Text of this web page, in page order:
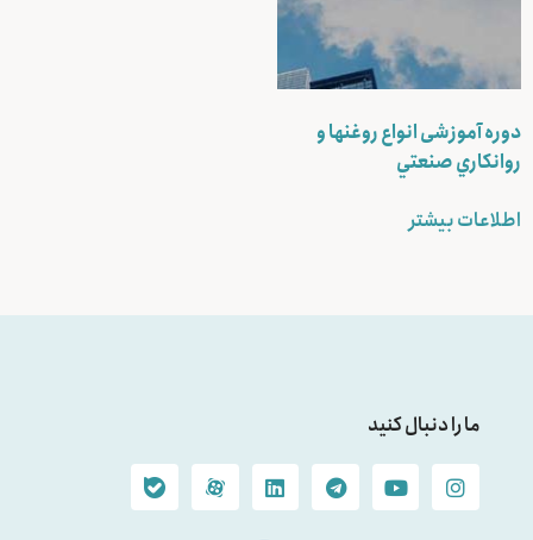
دوره آموزشی انواع روغنها و
روانكاري صنعتي
اطلاعات بیشتر
ما را دنبال کنید